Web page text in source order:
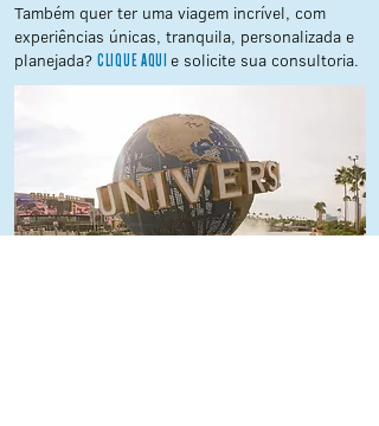
Também quer ter uma viagem incrível, com
experiências únicas, tranquila, personalizada e
planejada? CLIQUE AQUI e solicite sua consultoria.